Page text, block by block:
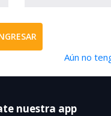
Aún no
nuestra app